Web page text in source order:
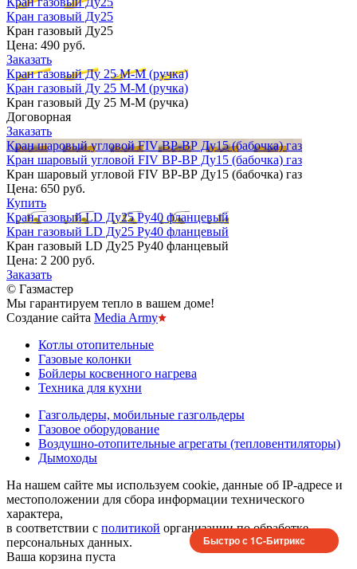
Кран газовый Ду25
Кран газовый Ду25
Цена: 490 руб.
Заказать
Кран газовый Ду 25 М-М (ручка)
Кран газовый Ду 25 М-М (ручка)
Кран газовый Ду 25 М-М (ручка)
Договорная
Заказать
Кран шаровый угловой FIV ВР-ВР Ду15 (бабочка) газ
Кран шаровый угловой FIV ВР-ВР Ду15 (бабочка) газ
Кран шаровый угловой FIV ВР-ВР Ду15 (бабочка) газ
Цена: 650 руб.
Купить
Кран газовый LD Ду25 Ру40 фланцевый
Кран газовый LD Ду25 Ру40 фланцевый
Кран газовый LD Ду25 Ру40 фланцевый
Цена: 2 200 руб.
Заказать
© Газмастер
Мы гарантируем тепло в вашем доме!
Создание сайта Media Army
Котлы отопительные
Газовые колонки
Бойлеры косвенного нагрева
Техника для кухни
Газгольдеры, мобильные газгольдеры
Газовое оборудование
Воздушно-отопительные агрегаты (тепловентиляторы)
Дымоходы
На нашем сайте мы используем cookie, данные об IP-адресе и
местоположении для сбора информации технического
характера,
в соответствии с политикой организации по обработке
персональных данных.
Ваша корзина пуста
Быстро с 1С-Битрикс